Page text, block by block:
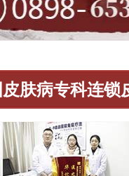
肤病专科连锁